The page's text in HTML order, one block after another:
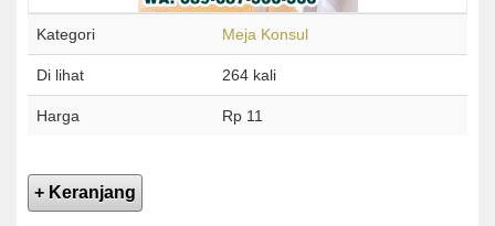
Kategori Meja Konsul
Di lihat 264 kali
Harga Rp 11